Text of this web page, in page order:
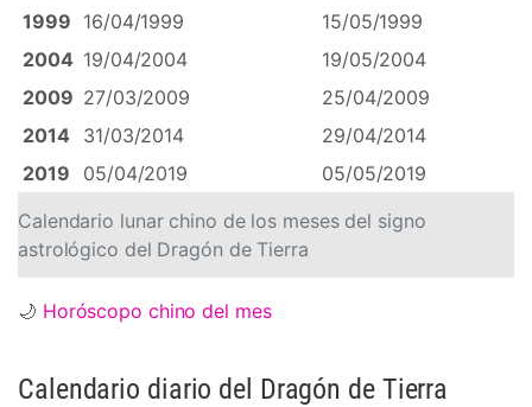
Calendario lunar chino de los meses del signo
astrológico del Dragón de Tierra
1999 16/04/1999
15/05/1999
2004 19/04/2004
19/05/2004
2009 27/03/2009
25/04/2009
2014
31/03/2014
29/04/2014
2019
05/04/2019 05/05/2019
🌙 Horóscopo chino del mes
Calendario diario del Dragón de Tierra